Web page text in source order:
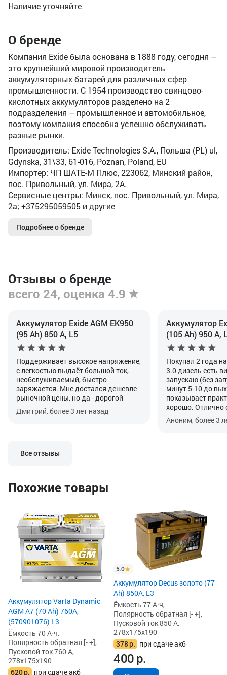
Наличие уточняйте
О бренде
Компания Exide была основана в 1888 году, сегодня –
это крупнейший мировой производитель
аккумуляторных батарей для различных сфер
промышленности. C 1954 производство свинцово-
кислотных аккумуляторов разделено на 2
подразделения – промышленное и автомобильное,
поэтому компания способна успешно обслуживать
разные рынки.
Производитель: Exide Technologies S.A., Польша (PL) ul,
Gdynska, 31\33, 61-016, Poznan, Poland, EU
Импортер: ЧП ШАТЕ-М Плюс, 223062, Минский район,
пос. Привольный, ул. Мира, 2А.
Сервисные центры: Минск, пос. Привольный, ул. Мира,
2а; +375295059505 и другие
Подробнее о бренде
Отзывы о бренде
всего 24, оценка 4.9
Аккумулятор Exide AGM EK950
(95 Ah) 850 А, L5
Поддерживает высокое напряжение,
с легкостью выдаёт большой ток,
необслуживаемый, быстро
заряжается. Мне достался дешевле
рыночной цены, но да - дорогой
Дмитрий, более 3 лет назад
Аккумулятор
(105 Ah) 950 А,
Покупал 2 года
3.0 дизель есть
запускаю (без
минут 5-10 до
показывает
хорошо. Отлично
своей функцией.
прописать после
Аноним, более 3
Все отзывы
Похожие товары
Аккумулятор Varta Dynamic
AGM A7 (70 Ah) 760A,
(570901076) L3
Ёмкость 70 А·ч,
Полярность обратная [- +],
Пусковой ток 760 А,
278x175x190
620р. при сдаче акб
5.0
Аккумулятор Decus золото (77
Ah) 850А, L3
Ёмкость 77 А·ч,
Полярность обратная [- +],
Пусковой ток 850 А,
278x175x190
378р. при сдаче акб
400р.